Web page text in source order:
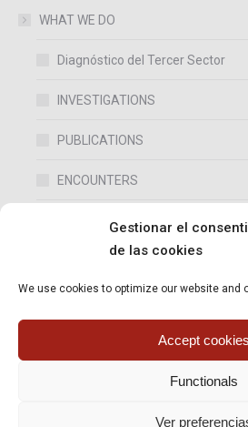
Gestionar el
de las cookies
We use cookies to optimize our website and
Accept cookies
Functionals
Ver
WHAT WE DO
Diagnóstico del Tercer Sector
INVESTIGATIONS
PUBLICATIONS
ENCOUNTERS
CURRENT TOPICS
OUR COLLABORATIONS